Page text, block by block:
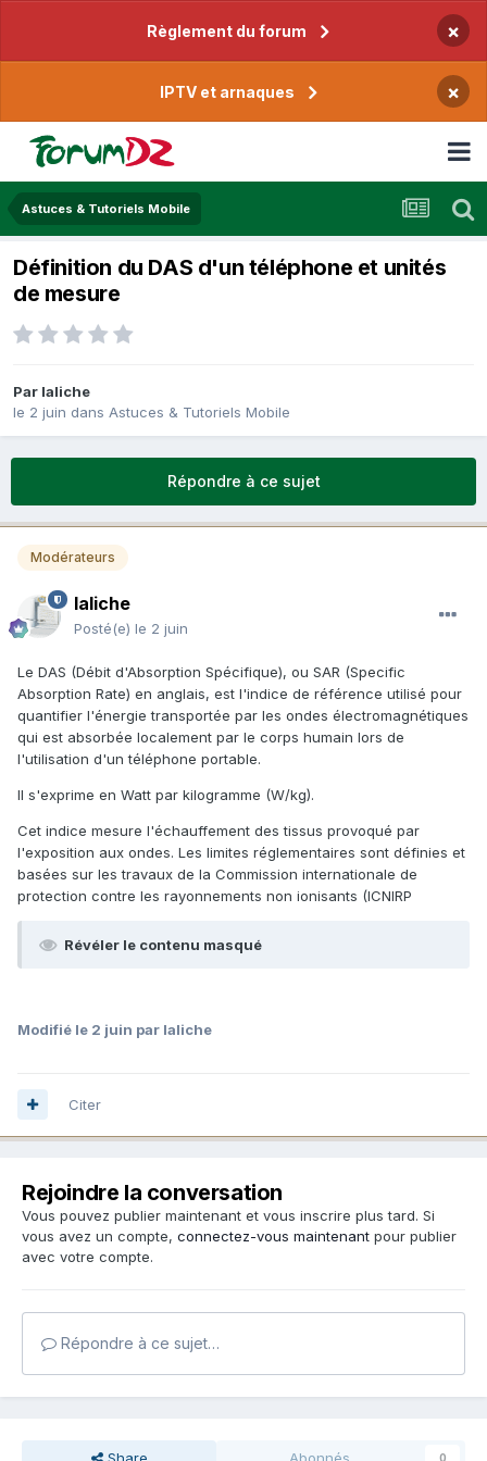
Règlement du forum ×
IPTV et arnaques ×
Astuces & Tutoriels Mobile
Définition du DAS d'un téléphone et unités
de mesure
Par laliche
le 2 juin dans Astuces & Tutoriels Mobile
Répondre à ce sujet
Modérateurs
laliche
Posté(e) le 2 juin
Le DAS (Débit d'Absorption Spécifique), ou SAR (Specific
Absorption Rate) en anglais, est l'indice de référence utilisé pour
quantifier l'énergie transportée par les ondes électromagnétiques
qui est absorbée localement par le corps humain lors de
l'utilisation d'un téléphone portable.
Il s'exprime en Watt par kilogramme (W/kg).
Cet indice mesure l'échauffement des tissus provoqué par
l'exposition aux ondes. Les limites réglementaires sont définies et
basées sur les travaux de la Commission internationale de
protection contre les rayonnements non ionisants (ICNIRP
Révéler le contenu masqué
Modifié le 2 juin par laliche
Citer
Rejoindre la conversation
Vous pouvez publier maintenant et vous inscrire plus tard. Si
vous avez un compte, connectez-vous maintenant pour publier
avec votre compte.
Répondre à ce sujet…
Share Abonnés 0